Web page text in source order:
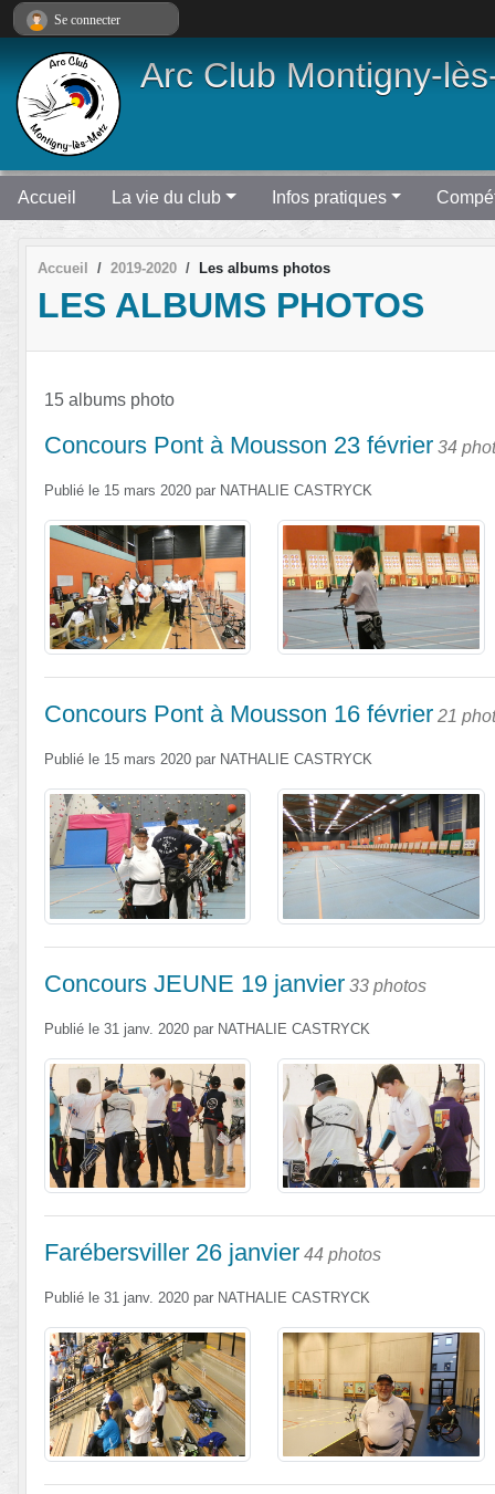
Arc Club Montigny-
Accueil La vie du club Infos pratiques
Accueil 2019-2020 Les albums photos
LES ALBUMS PHOTOS
15 albums photo
Concours Pont à Mousson 23 février 34
Publié le 15 mars 2020 par NATHALIE CASTRYCK
Concours Pont à Mousson 16 février 21
Publié le 15 mars 2020 par NATHALIE CASTRYCK
Concours JEUNE 19 janvier 33 photos
Publié le 31 janv. 2020 par NATHALIE CASTRYCK
Farébersviller 26 janvier 44 photos
Publié le 31 janv. 2020 par NATHALIE CASTRYCK
Se connecter
Panneau de gestion des cookies